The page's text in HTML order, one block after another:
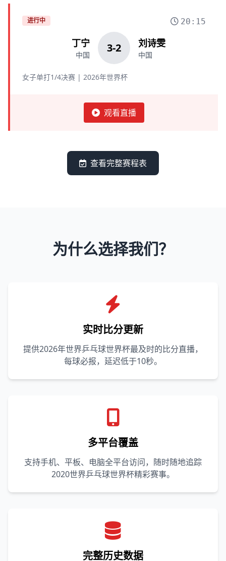
进行中 20:15
丁宁
中国
3-2 刘诗雯
中国
女子单打1/4决赛 | 2026年世界杯
观看直播
查看完整赛程表
为什么选择我们？
实时比分更新
提供2026年世界乒乓球世界杯最及时的比分直播，
每球必报，延迟低于10秒。
多平台覆盖
支持手机、平板、电脑全平台访问，随时随地追踪
2020世界乒乓球世界杯精彩赛事。
完整历史数据